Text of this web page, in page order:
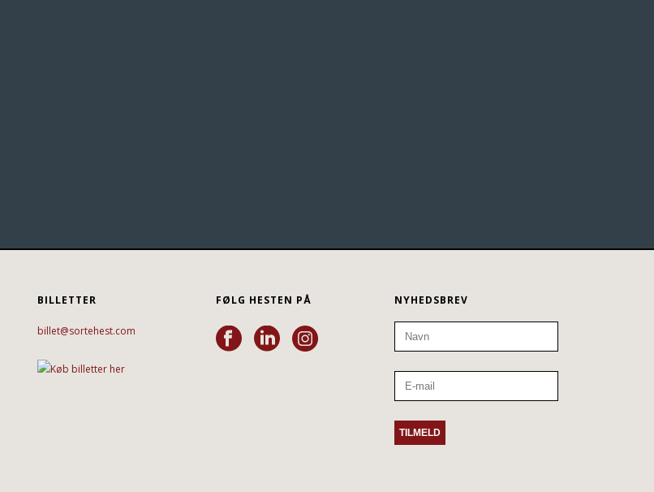
BILLETTER
billet@sortehest.com
FØLG HESTEN PÅ NYHEDSBREV